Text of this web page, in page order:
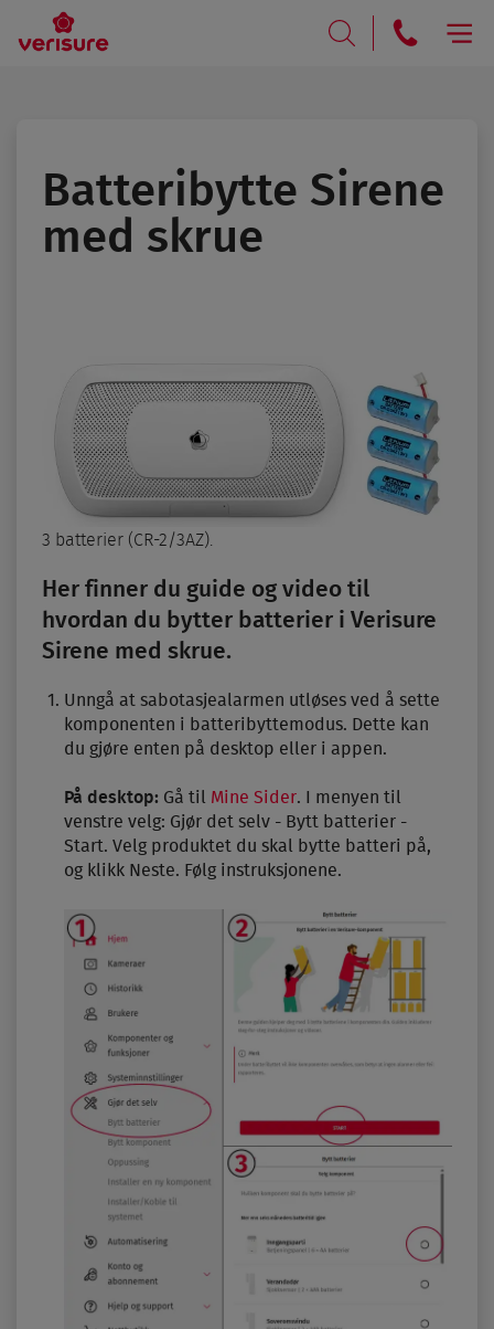
Batteribytte Sirene
med skrue
3 batterier (CR-2/3AZ).
Her finner du guide og video til
hvordan du bytter batterier i Verisure
Sirene med skrue.
Unngå at sabotasjealarmen utløses ved å sette
komponenten i batteribyttemodus. Dette kan
du gjøre enten på desktop eller i appen.
På desktop: Gå til Mine Sider. I menyen til
venstre velg: Gjør det selv - Bytt batterier -
Start. Velg produktet du skal bytte batteri på,
og klikk Neste. Følg instruksjonene.